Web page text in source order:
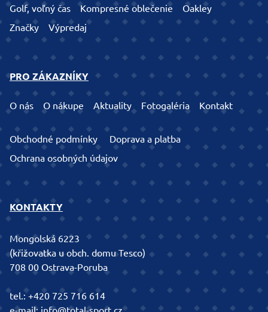
Golf, voľný čas
Kompresné oblečenie
Oakley
Značky
Výpredaj
PRO ZÁKAZNÍKY
O nás O nákupe Aktuality Fotogaléria Kontakt
Obchodné podmínky
Doprava a platba
Ochrana osobných údajov
KONTAKTY
Mongolská 6223
(křižovatka u obch. domu Tesco)
708 00 Ostrava-Poruba
tel.:+420 725 716 614